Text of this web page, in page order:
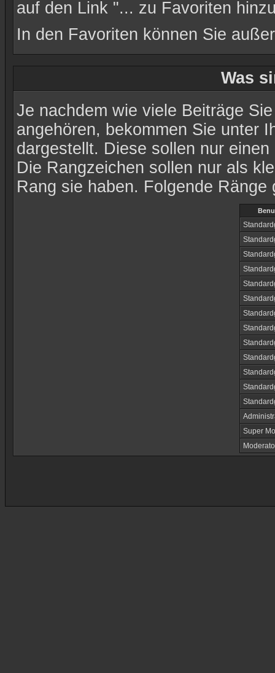
auf den Link "... zu Favoriten
In den Favoriten können Sie
Was
Je nachdem wie viele Beiträge
angehören, bekommen Sie unter
dargestellt. Diese sollen nur
Die Rangzeichen sollen nur als
Rang sie haben. Folgende Ränge
Super